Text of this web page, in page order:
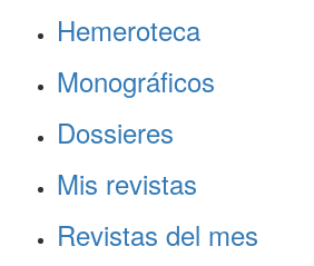
Hemeroteca
Monográficos
Dossieres
Mis revistas
Revistas del mes